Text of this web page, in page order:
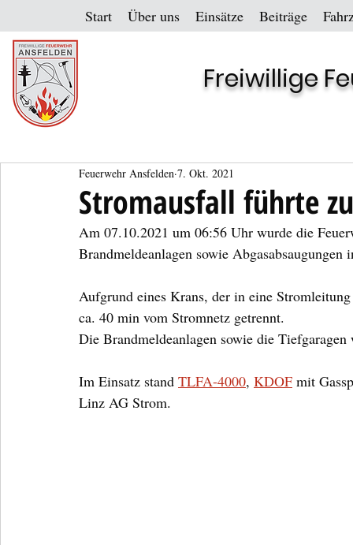
Start Über uns Einsätze Beiträge
Freiwillige
Stromausfall führte
Feuerwehr Ansfelden 7. Okt. 2021
Am 07.10.2021 um 06:56 Uhr wurde die
Brandmeldeanlagen sowie
Aufgrund eines Krans, der in eine
ca. 40 min vom Stromnetz getrennt.
Die Brandmeldeanlagen sowie die
Im Einsatz stand TLFA-4000, KDOF mit
Linz AG Strom.